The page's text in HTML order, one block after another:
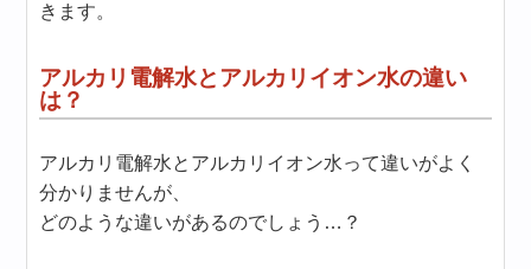
きます。
アルカリ電解水とアルカリイオン水の違い
は？
アルカリ電解水とアルカリイオン水って違いがよく
分かりませんが、
どのような違いがあるのでしょう…？